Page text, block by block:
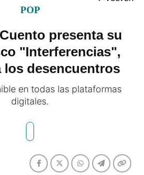
POP
presenta su
"Interferencias",
los desencuentros
en todas las plataformas
digitales.